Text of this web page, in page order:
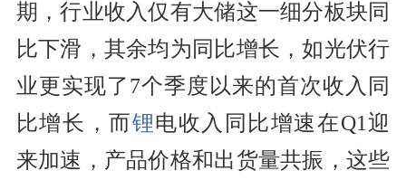
期，行业收入仅有大储这一细分板块同
比下滑，其余均为同比增长，如光伏行
业更实现了7个季度以来的首次收入同
比增长，而锂电收入同比增速在Q1迎
来加速，产品价格和出货量共振，这些